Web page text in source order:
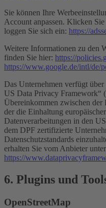
Sie können Ihre
Account anpassen. Klicken
loggen Sie sich ein: https://
Weitere Informationen zu den
finden Sie hier: https://
https://www.google.de/intl/de/
Das Unternehmen verfügt
US Data Privacy Framework“
Übereinkommen zwischen
der die Einhaltung
Datenverarbeitungen in den
dem DPF zertifizierte
Datenschutzstandards
erhalten Sie vom Anbieter
https://
6. Plugins und
OpenStreetMap